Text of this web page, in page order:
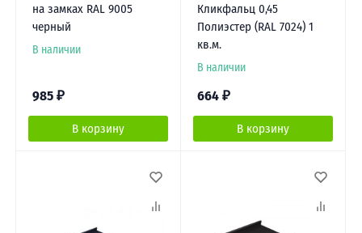
на замках RAL 9005
черный
В наличии
985 ₽
В корзину
Кликфальц 0,45
Полиэстер (RAL 7024) 1
кв.м.
В наличии
664 ₽
В корзину